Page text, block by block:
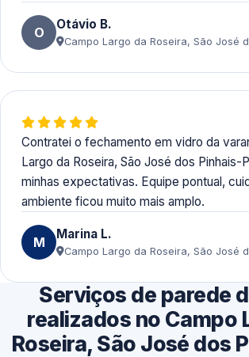
O Otávio B.
Campo Largo da Roseira, São José
Contratei o fechamento em vidro da
Largo da Roseira, São José dos Pinhais-
minhas expectativas. Equipe pontual,
ambiente ficou muito mais amplo.
M Marina L.
Campo Largo da Roseira, São José
Serviços de parede
realizados no Campo
Roseira, São José dos